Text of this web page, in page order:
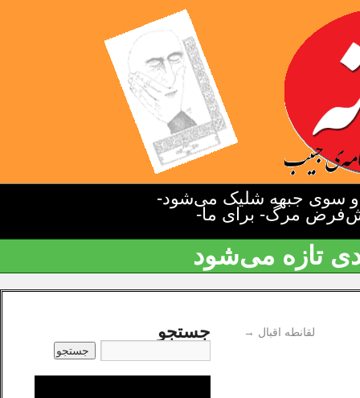
سوی جبهه شلیک می‌شود-
مرگ- برای ما-
تازه می‌شود
لقانطه اقبال → جستجو